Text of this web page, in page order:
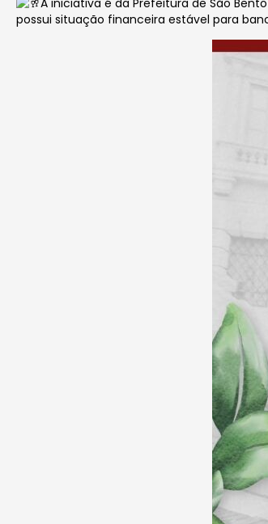
A iniciativa é da Prefeitura de São
possui situação financeira estável para